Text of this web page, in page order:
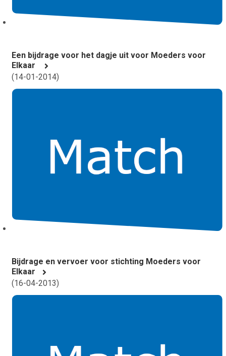
Een bijdrage voor het dagje uit voor Moeders voor
Elkaar
(14-01-2014)
Bijdrage en vervoer voor stichting Moeders voor
Elkaar
(16-04-2013)